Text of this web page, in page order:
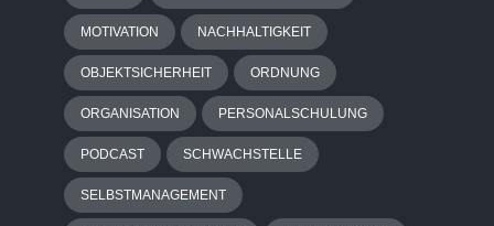
MOTIVATION NACHHALTIGKEIT
OBJEKTSICHERHEIT ORDNUNG
ORGANISATION PERSONALSCHULUNG
PODCAST SCHWACHSTELLE
SELBSTMANAGEMENT